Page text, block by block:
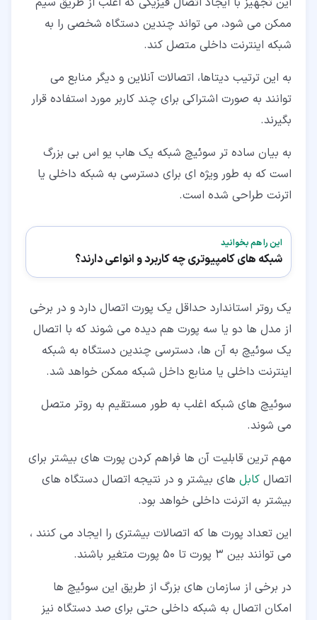
ممکن می شود، می تواند چندین دستگاه شخصی را به
شبکه اینترنت داخلی متصل کند.
به این ترتیب دیتاها، اتصالات آنلاین و دیگر منابع می
توانند به صورت اشتراکی برای چند کاربر مورد استفاده قرار
بگیرند.
به بیان ساده تر سوئیچ شبکه یک هاب یو اس بی بزرگ
است که به طور ویژه ای برای دسترسی به شبکه داخلی یا
اترنت طراحی شده است.
این را هم بخوانید
شبکه های کامپیوتری چه کاربرد و انواعی دارند؟
یک روتر استاندارد حداقل یک پورت اتصال دارد و در برخی
از مدل ها دو یا سه پورت هم دیده می شوند که با اتصال
یک سوئیچ به آن ها، دسترسی چندین دستگاه به شبکه
اینترنت داخلی یا منابع داخل شبکه ممکن خواهد شد.
سوئیچ های شبکه اغلب به طور مستقیم به روتر متصل
می شوند.
مهم ترین قابلیت آن ها فراهم کردن پورت های بیشتر برای
اتصال کابل های بیشتر و در نتیجه اتصال دستگاه های
بیشتر به اترنت داخلی خواهد بود.
این تعداد پورت ها که اتصالات بیشتری را ایجاد می کنند ،
می توانند بین 3 پورت تا 50 پورت متغیر باشند.
در برخی از سازمان های بزرگ از طریق این سوئیچ ها
امکان اتصال به شبکه داخلی حتی برای صد دستگاه نیز